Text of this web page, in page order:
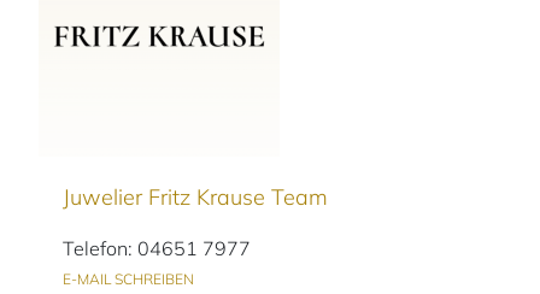
Juwelier Fritz Krause Team
Telefon: 04651 7977
E-MAIL SCHREIBEN